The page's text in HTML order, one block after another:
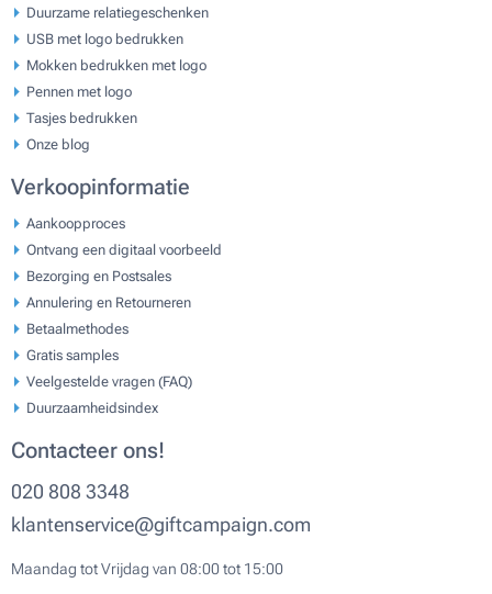
Duurzame relatiegeschenken
USB met logo bedrukken
Mokken bedrukken met logo
Pennen met logo
Tasjes bedrukken
Onze blog
Verkoopinformatie
Aankoopproces
Ontvang een digitaal voorbeeld
Bezorging en Postsales
Annulering en Retourneren
Betaalmethodes
Gratis samples
Veelgestelde vragen (FAQ)
Duurzaamheidsindex
Contacteer ons!
020 808 3348
klantenservice@giftcampaign.com
Maandag tot Vrijdag van 08:00 tot 15:00